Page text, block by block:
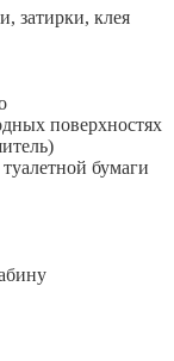
затирки, клея
поверхностях
бумаги